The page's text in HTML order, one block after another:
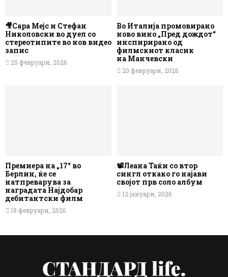
🎥Сара Мејс и Стефан
Николовски во дуел со
стереотипите во нов видео
запис
25 февруари, 2026
Во Италија промовирано
ново вино „Пред дождот“
инспирирано од
филмскиот класик
на Манчевски
20 февруари, 2026
Премиера на „17“ во
Берлин, ќе се
натпреварува за
наградата Најдобар
дебитантски филм
18 февруари, 2026
📽️Леана Таќи со втор
сингл откако го најави
својот прв соло албум
12 јануари, 2026